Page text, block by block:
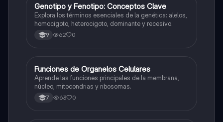
GBiologia
Genotipo y Fenotipo: Conceptos Clave
Explora los términos esenciales de la genética: alelos,
homocigoto, heterocigoto, dominante y recesivo.
9 62 0
FBiologia
Funciones de Organelos Celulares
Aprende las funciones principales de la membrana,
núcleo, mitocondrias y ribosomas.
7 63 0